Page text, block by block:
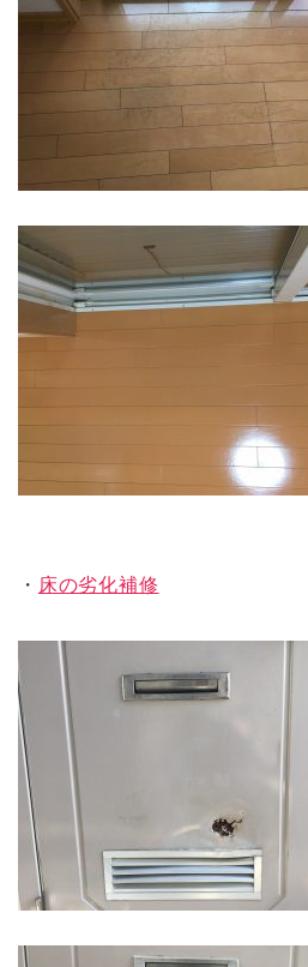
・ 床の劣化補修